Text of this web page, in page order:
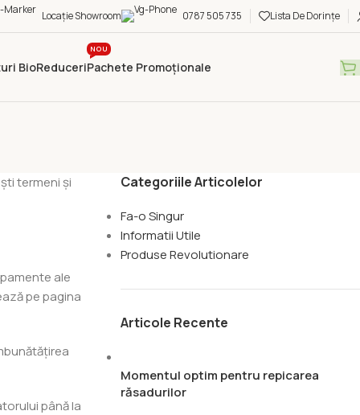
Locație Showroom 0787 505 735 Lista De Dorințe
BioReduceriPachete Promoționale
NOU
termeni și
ale
pe pagina
până la
Categoriile Articolelor
Fa-o Singur
Informatii Utile
Produse Revolutionare
Articole Recente
Momentul optim pentru repicarea
răsadurilor